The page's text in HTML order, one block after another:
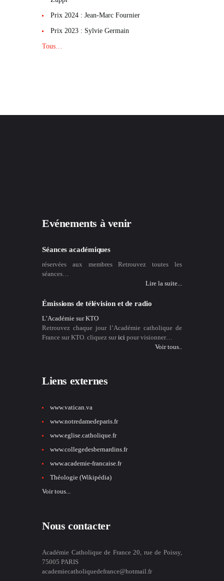
Prix 2024 : Jean-Marc Fournier
Prix 2023 : Sylvie Germain
Tous…
Evénements à venir
Séances académiques
réservées aux membres Retrouvez toutes les
séances…
Lire la suite...
Émissions de télévision et de radio
L’Académie sur KTO
Retrouvez chaque jour l’Académie catholique de
France sur KTO. cliquez surici pour visionner…
Voir tous..
Liens externes
www.vatican.va
www.notredamedeparis.fr
www.eglise.catholique.fr
www.collegedesbernardins.fr
www.academie-francaise.fr
Théologie (Wikipédia)
Voir tous...
Nous contacter
Académie Catholique de France 20, rue de Poissy,
75005 PARIS
academiecatholiquedefrance@hotmail.fr